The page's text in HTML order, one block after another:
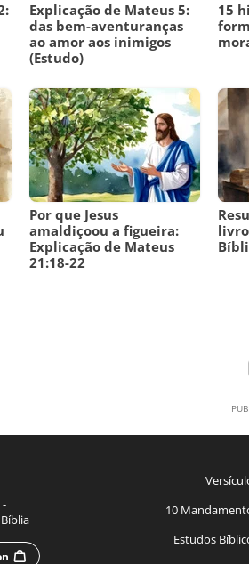
Explicação de Mateus 5:
das bem-aventuranças
ao amor aos inimigos
(Estudo)
15
Por que Jesus
amaldiçoou a figueira:
Explicação de Mateus
21:18-22
-
10
Estudos